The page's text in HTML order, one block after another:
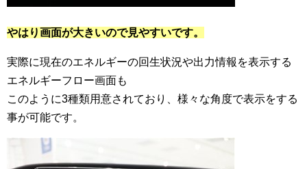
やはり画面が大きいので見やすいです。
実際に現在のエネルギーの回生状況や出力情報を表示する
エネルギーフロー画面も
このように3種類用意されており、様々な角度で表示をする
事が可能です。